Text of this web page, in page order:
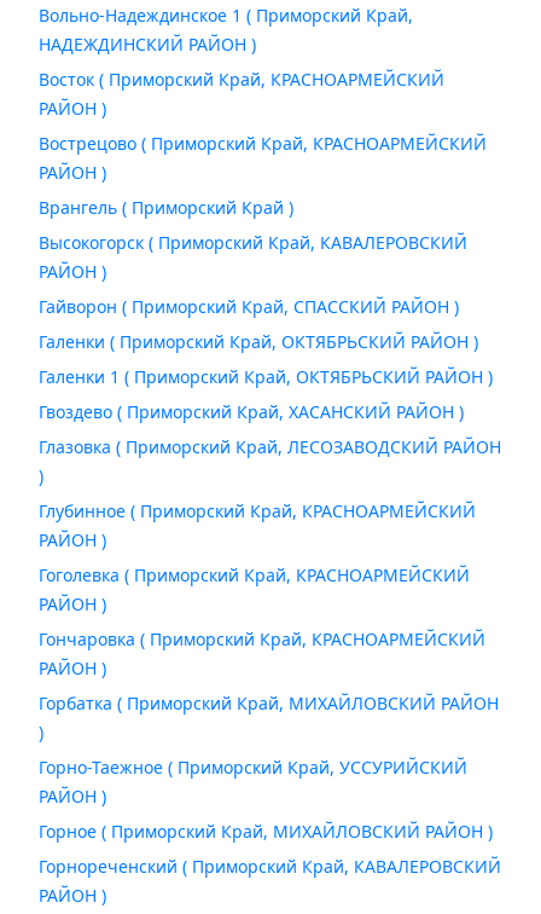
Вольно-Надеждинское 1 ( Приморский Край,
НАДЕЖДИНСКИЙ РАЙОН )
Восток ( Приморский Край, КРАСНОАРМЕЙСКИЙ
РАЙОН )
Вострецово ( Приморский Край, КРАСНОАРМЕЙСКИЙ
РАЙОН )
Врангель ( Приморский Край )
Высокогорск ( Приморский Край, КАВАЛЕРОВСКИЙ
РАЙОН )
Гайворон ( Приморский Край, СПАССКИЙ РАЙОН )
Галенки ( Приморский Край, ОКТЯБРЬСКИЙ РАЙОН )
Галенки 1 ( Приморский Край, ОКТЯБРЬСКИЙ РАЙОН )
Гвоздево ( Приморский Край, ХАСАНСКИЙ РАЙОН )
Глазовка ( Приморский Край, ЛЕСОЗАВОДСКИЙ РАЙОН
)
Глубинное ( Приморский Край, КРАСНОАРМЕЙСКИЙ
РАЙОН )
Гоголевка ( Приморский Край, КРАСНОАРМЕЙСКИЙ
РАЙОН )
Гончаровка ( Приморский Край, КРАСНОАРМЕЙСКИЙ
РАЙОН )
Горбатка ( Приморский Край, МИХАЙЛОВСКИЙ РАЙОН
)
Горно-Таежное ( Приморский Край, УССУРИЙСКИЙ
РАЙОН )
Горное ( Приморский Край, МИХАЙЛОВСКИЙ РАЙОН )
Горнореченский ( Приморский Край, КАВАЛЕРОВСКИЙ
РАЙОН )